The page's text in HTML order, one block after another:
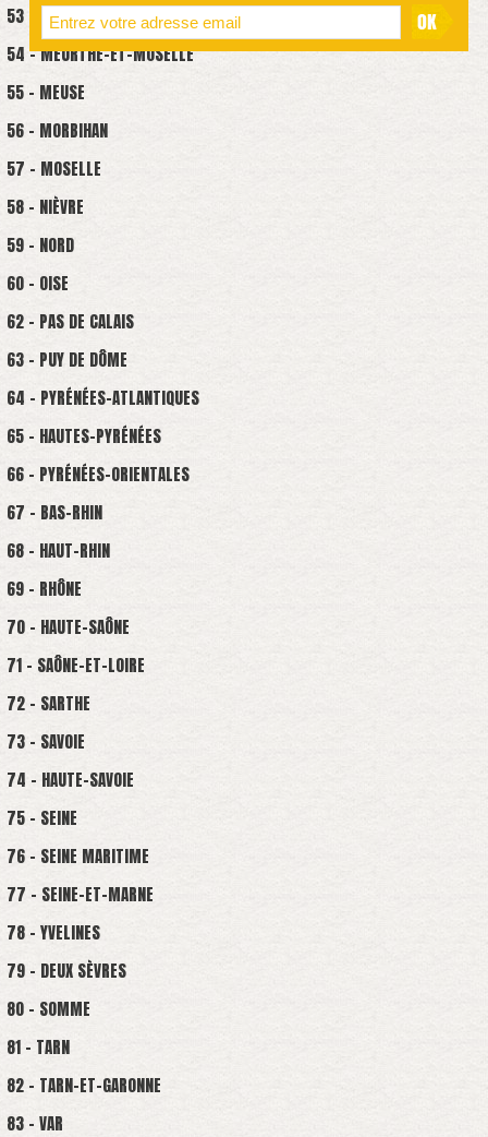
53 - MAYENNE
54 - MEURTHE-ET-MOSELLE
55 - MEUSE
56 - MORBIHAN
57 - MOSELLE
58 - NIÈVRE
59 - NORD
60 - OISE
62 - PAS DE CALAIS
63 - PUY DE DÔME
64 - PYRÉNÉES-ATLANTIQUES
65 - HAUTES-PYRÉNÉES
66 - PYRÉNÉES-ORIENTALES
67 - BAS-RHIN
68 - HAUT-RHIN
69 - RHÔNE
70 - HAUTE-SAÔNE
71 - SAÔNE-ET-LOIRE
72 - SARTHE
73 - SAVOIE
74 - HAUTE-SAVOIE
75 - SEINE
76 - SEINE MARITIME
77 - SEINE-ET-MARNE
78 - YVELINES
79 - DEUX SÈVRES
80 - SOMME
81 - TARN
82 - TARN-ET-GARONNE
83 - VAR